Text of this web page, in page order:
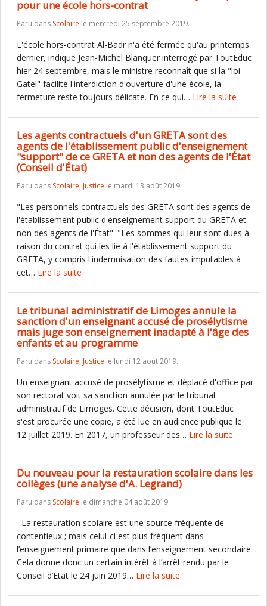
pour une école hors-contrat
Paru dans Scolaire le mercredi 25 septembre 2019.
L'école hors-contrat Al-Badr n'a été fermée qu'au printemps
dernier, indique Jean-Michel Blanquer interrogé par ToutEduc
hier 24 septembre, mais le ministre reconnaît que si la "loi
Gatel" facilite l'interdiction d'ouverture d'une école, la
fermeture reste toujours délicate. En ce qui… Lire la suite
Les agents contractuels d'un GRETA sont des
agents de l'établissement public d'enseignement
"support" de ce GRETA et non des agents de l'État
(Conseil d'État)
Paru dans Scolaire, Justice le mardi 13 août 2019.
"Les personnels contractuels des GRETA sont des agents de
l'établissement public d'enseignement support du GRETA et
non des agents de l'État". "Les sommes qui leur sont dues à
raison du contrat qui les lie à l'établissement support du
GRETA, y compris l'indemnisation des fautes imputables à
cet… Lire la suite
Le tribunal administratif de Limoges annule la
sanction d'un enseignant accusé de prosélytisme
mais juge son enseignement inadapté à l'âge des
enfants et au programme
Paru dans Scolaire, Justice le lundi 12 août 2019.
Un enseignant accusé de prosélytisme et déplacé d'office par
son rectorat voit sa sanction annulée par le tribunal
administratif de Limoges. Cette décision, dont ToutEduc
s'est procurée une copie, a été lue en audience publique le
12 juillet 2019. En 2017, un professeur des… Lire la suite
Du nouveau pour la restauration scolaire dans les
collèges (une analyse d'A. Legrand)
Paru dans Scolaire le dimanche 04 août 2019.
La restauration scolaire est une source fréquente de
contentieux ; mais celui-ci est plus fréquent dans
l’enseignement primaire que dans l’enseignement secondaire.
Cela donne donc un certain intérêt à l’arrêt rendu par le
Conseil d’Etat le 24 juin 2019… Lire la suite